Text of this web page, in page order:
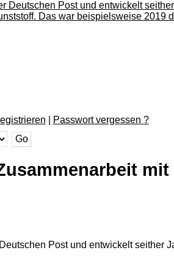
Passwort vergessen ?
Post und entwickelt seither